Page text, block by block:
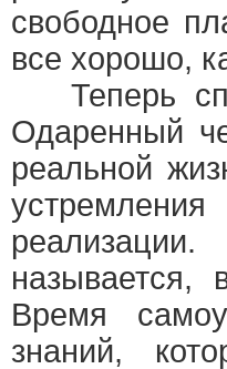
свободное
все хорошо,
Теперь
Одаренный
реальной
устремления
называется,
Время
знаний,